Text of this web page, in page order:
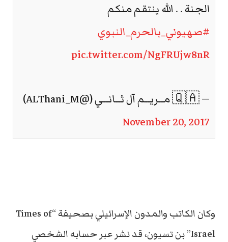
الجنة . . الله ينتقم منكم
#صهيوني_بالحرم_النبوي
pic.twitter.com/NgFRUjw8nR
— 🇶🇦 مــريــم آل ثــانــي (@ALThani_M)
November 20, 2017
وكان الكاتب والمدون الإسرائيلي بصحيفة “Times of
Israel” بن تسيون، قد نشر عبر حسابه الشخصي